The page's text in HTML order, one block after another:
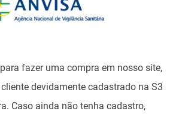
fazer uma compra em nosso site,
devidamente cadastrado na S3
Caso ainda não tenha cadastro,